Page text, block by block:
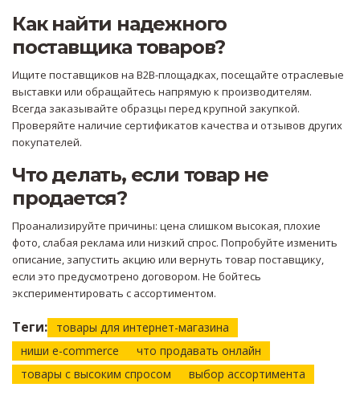
Как найти надежного
поставщика товаров?
Ищите поставщиков на B2B-площадках, посещайте отраслевые
выставки или обращайтесь напрямую к производителям.
Всегда заказывайте образцы перед крупной закупкой.
Проверяйте наличие сертификатов качества и отзывов других
покупателей.
Что делать, если товар не
продается?
Проанализируйте причины: цена слишком высокая, плохие
фото, слабая реклама или низкий спрос. Попробуйте изменить
описание, запустить акцию или вернуть товар поставщику,
если это предусмотрено договором. Не бойтесь
экспериментировать с ассортиментом.
Теги:
товары для интернет-магазина
ниши e-commerce
что продавать онлайн
товары с высоким спросом
выбор ассортимента